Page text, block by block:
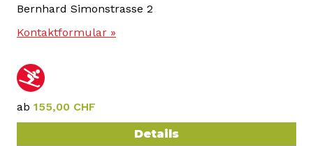
Bernhard Simonstrasse 2
Kontaktformular »
ab 155,00 CHF
Details